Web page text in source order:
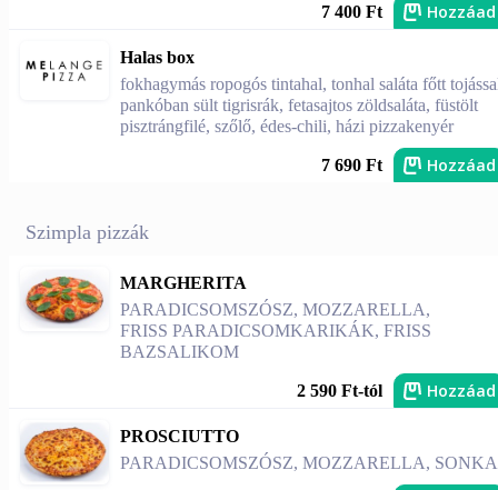
7 400 Ft Hozzáad
Halas box
fokhagymás ropogós tintahal, tonhal saláta főtt
pankóban sült tigrisrák, fetasajtos zöldsaláta, füstölt
pisztrángfilé, szőlő, édes-chili, házi pizzakenyér
7 690 Ft Hozzáad
Szimpla pizzák
MARGHERITA
PARADICSOMSZÓSZ, MOZZARELLA,
FRISS PARADICSOMKARIKÁK, FRISS
BAZSALIKOM
2 590 Ft-tól Hozzáad
PROSCIUTTO
PARADICSOMSZÓSZ, MOZZARELLA, SONKA